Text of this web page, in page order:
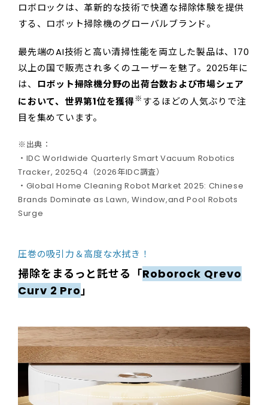
ロボロックは、革新的な技術で快適な掃除体験を提供
する、ロボット掃除機のグローバルブランド。
最先端のAI技術と高い清掃性能を両立した製品は、170
以上の国で販売され多くのユーザーを魅了。2025年に
は、
ロボット掃除機分野の出荷台数および市場シェア
において、世界第1位を獲得※ するほどの人気ぶりで注
目を集めています。
※出典：
・IDC Worldwide Quarterly Smart Vacuum Robotics
Tracker, 2025Q4（2026年IDC調査）
・Global Home Cleaning Robot Market 2025: Chinese
Brands Dominate as Lawn, Window,and Pool Robots
Surge
圧巻の吸引力＆高度な水拭き！
掃除をまるっと託せる「Roborock Qrevo
Curv 2 Pro 」